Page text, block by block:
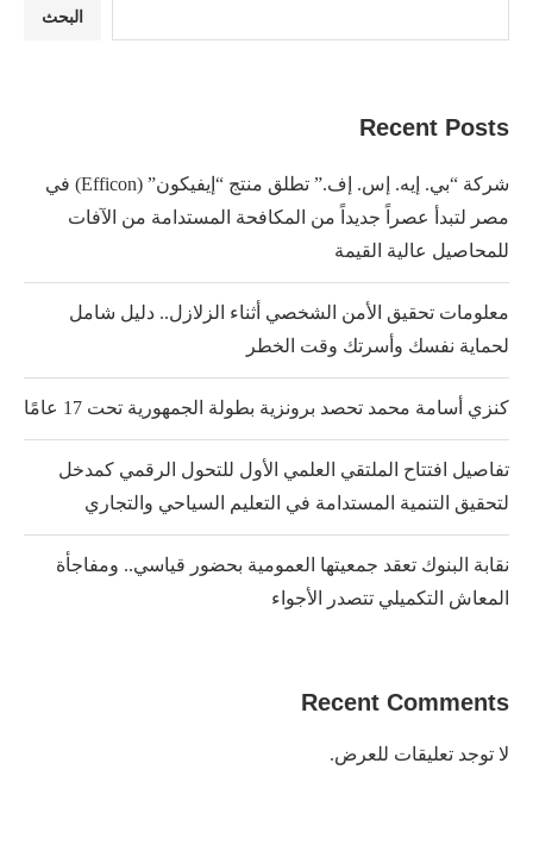
البحث
Recent Posts
شركة “بي. إيه. إس. إف.” تطلق منتج “إيفيكون” (Efficon) في
مصر لتبدأ عصراً جديداً من المكافحة المستدامة من الآفات
للمحاصيل عالية القيمة
معلومات تحقيق الأمن الشخصي أثناء الزلازل.. دليل شامل
لحماية نفسك وأسرتك وقت الخطر
كنزي أسامة محمد تحصد برونزية بطولة الجمهورية تحت 17 عامًا
تفاصيل افتتاح الملتقي العلمي الأول للتحول الرقمي كمدخل
لتحقيق التنمية المستدامة في التعليم السياحي والتجاري
نقابة البنوك تعقد جمعيتها العمومية بحضور قياسي.. ومفاجأة
المعاش التكميلي تتصدر الأجواء
Recent Comments
لا توجد تعليقات للعرض.